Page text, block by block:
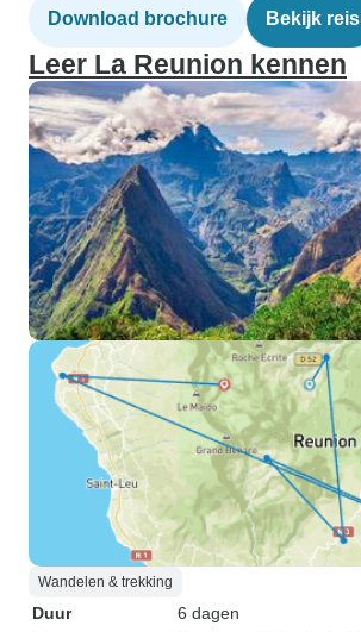
Download brochure Bekijk reis
Leer La Reunion kennen
Wandelen & trekking
Duur
6 dagen